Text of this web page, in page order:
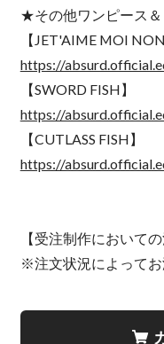
★その他ワンピース＆
【JET'AIME MOI
https://
【SWORD FISH】
https://
【CUTLASS FISH】
https://
【受注制作においての
※注文状況によってお